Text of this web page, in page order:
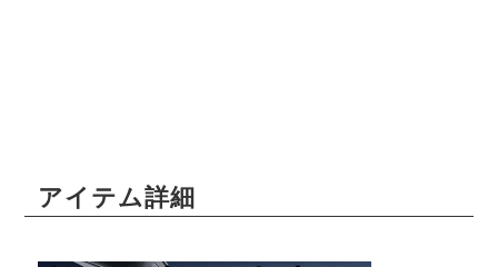
アイテム詳細